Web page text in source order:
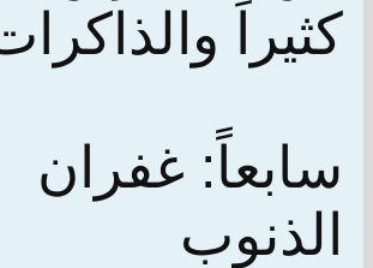
كثيراً
سابعاً: غفران
الذنوب